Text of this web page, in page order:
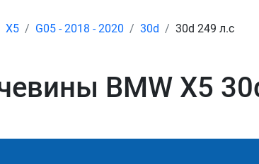
X5 G05 - 2018 - 2020 30d 30d 249 л.с
BMW X5